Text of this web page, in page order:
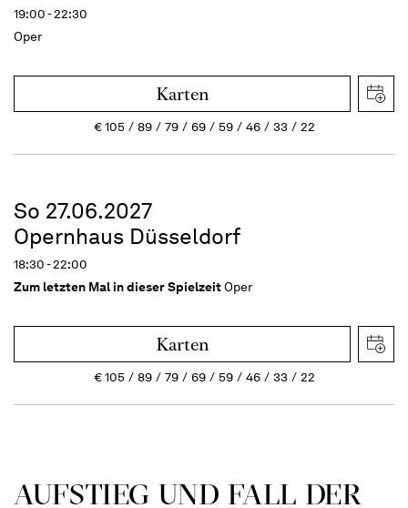
19:00 - 22:30
Oper
Karten
€105 89 79 69 59 46 33 22
So 27.06.2027
Opernhaus Düsseldorf
18:30 - 22:00
Zum letzten Mal in dieser SpielzeitOper
Karten
€105 89 79 69 59 46 33 22
AUFSTIEG UND FALL DER